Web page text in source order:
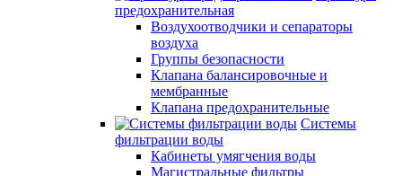
предохранительная
Воздухоотводчики и сепараторы
воздуха
Группы безопасности
Клапана балансировочные и
мембранные
Клапана предохранительные
Системы
фильтрации воды
Кабинеты умягчения воды
Магистральные фильтры